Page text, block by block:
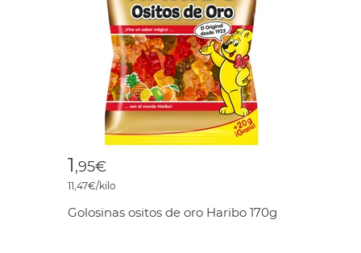
1,95€
11,47€/kilo
Golosinas ositos de oro Haribo 170g